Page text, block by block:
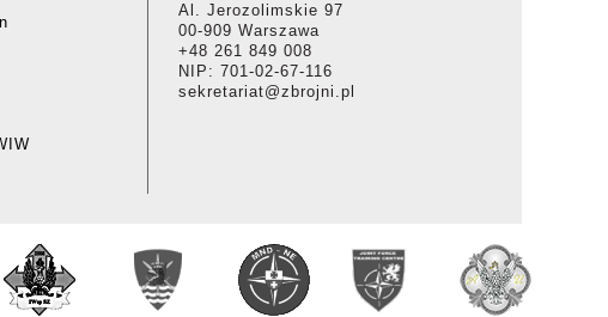
Al. Jerozolimskie 97
00-909 Warszawa
+48 261 849 008
NIP: 701-02-67-116
sekretariat@zbrojni.pl